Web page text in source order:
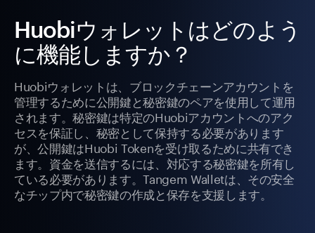
Huobiウォレットはどのよう
に機能しますか？
Huobiウォレットは、ブロックチェーンアカウントを
管理するために公開鍵と秘密鍵のペアを使用して運用
されます。秘密鍵は特定のHuobiアカウントへのアク
セスを保証し、秘密として保持する必要があります
が、公開鍵はHuobi Tokenを受け取るために共有でき
ます。資金を送信するには、対応する秘密鍵を所有し
ている必要があります。Tangem Walletは、その安全
なチップ内で秘密鍵の作成と保存を支援します。